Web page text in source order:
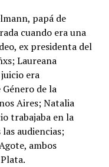
papá de
cuando era una
ex presidenta del
Laureana
era
de la
Aires; Natalia
trabajaba en la
audiencias;
ambos